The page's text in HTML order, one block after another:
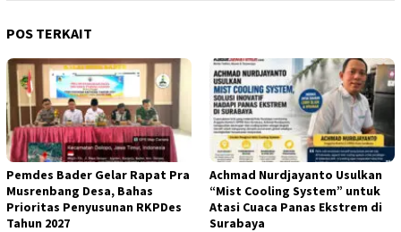
POS TERKAIT
Pemdes Bader Gelar Rapat Pra
Musrenbang Desa, Bahas
Prioritas Penyusunan RKPDes
Tahun 2027
Achmad Nurdjayanto Usulkan
“Mist Cooling System” untuk
Atasi Cuaca Panas Ekstrem di
Surabaya